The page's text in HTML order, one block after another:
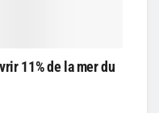
11% de la mer du